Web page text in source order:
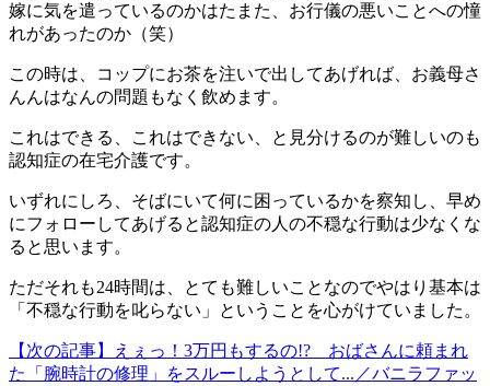
嫁に気を遣っているのかはたまた、お行儀の悪いことへの憧
れがあったのか（笑）
この時は、コップにお茶を注いで出してあげれば、お義母さ
んんはなんの問題もなく飲めます。
これはできる、これはできない、と見分けるのが難しいのも
認知症の在宅介護です。
いずれにしろ、そばにいて何に困っているかを察知し、早め
にフォローしてあげると認知症の人の不穏な行動は少なくな
ると思います。
ただそれも24時間は、とても難しいことなのでやはり基本は
「不穏な行動を叱らない」ということを心がけていました。
【次の記事】えぇっ！3万円もするの!? おばさんに頼まれ
た「腕時計の修理」をスルーしようとして...／バニラファッ